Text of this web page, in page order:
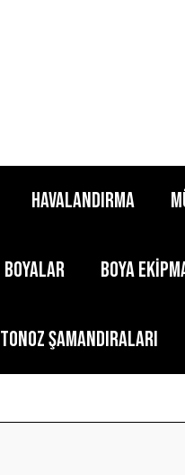
HAVALANDIRMA
BOYALAR BOYA
TONOZ ŞAMANDIRALARI